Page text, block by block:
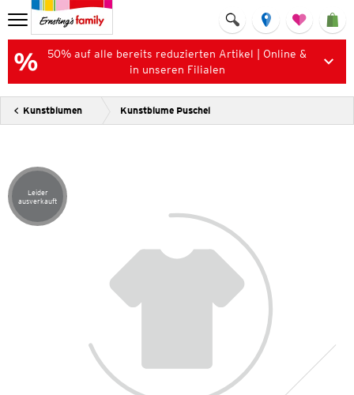
50% auf alle bereits reduzierten Artikel | Online &
in unseren Filialen
Kunstblumen Kunstblume Puschel
Artikel leider ausverkauft
Leider
ausverkauft